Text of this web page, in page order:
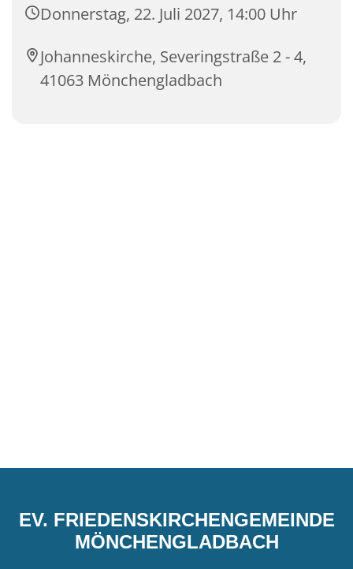
Donnerstag, 22. Juli 2027, 14:00 Uhr
Johanneskirche, Severingstraße 2 - 4,
41063 Mönchengladbach
EV. FRIEDENSKIRCHENGEMEINDE
MÖNCHENGLADBACH